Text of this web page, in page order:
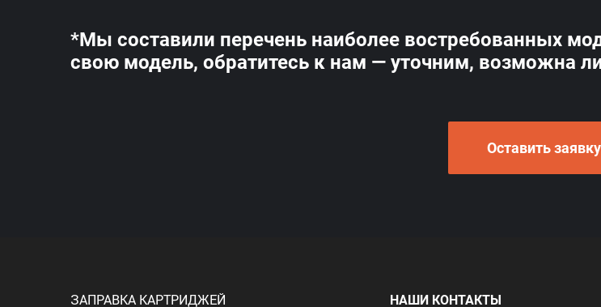
*Мы составили перечень наиболее востребованных
свою модель, обратитесь к нам — уточним, возможна
Оставить заявку
ЗАПРАВКА КАРТРИДЖЕЙ НАШИ КОНТАКТЫ